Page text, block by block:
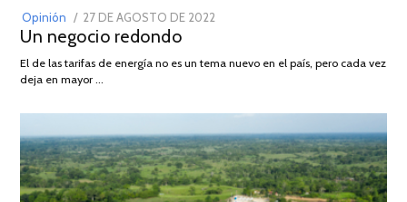
Opinión
POSTED
ON
27 DE AGOSTO DE 2022
DE
Un negocio redondo
El de las tarifas de energía no es un tema nuevo en el país, pero cada vez
deja en mayor …